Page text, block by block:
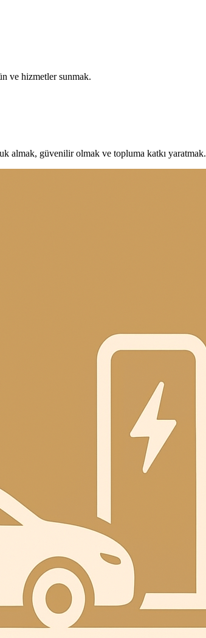
ve hizmetler sunmak.
almak, güvenilir olmak ve topluma katkı yaratmak.